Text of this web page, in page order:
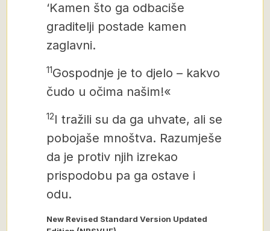
‘Kamen što ga odbaciše
graditelji postade kamen
zaglavni.
11Gospodnje je to djelo – kakvo
čudo u očima našim!«
12I tražili su da ga uhvate, ali se
pobojaše mnoštva. Razumješe
da je protiv njih izrekao
prispodobu pa ga ostave i
odu.
New Revised Standard Version Updated